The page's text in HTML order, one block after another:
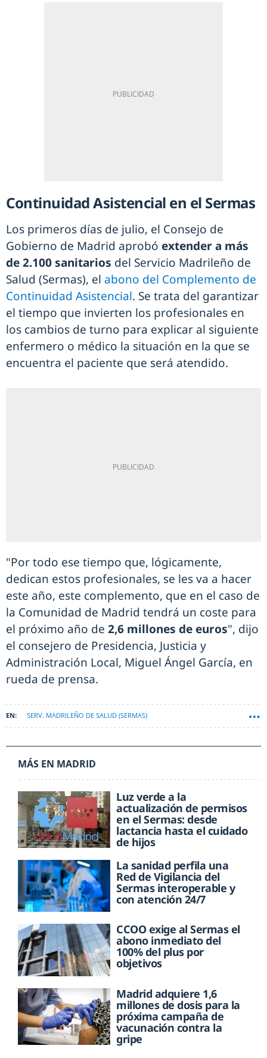
Continuidad Asistencial en el Sermas
Los primeros días de julio, el Consejo de
Gobierno de Madrid aprobó extender a más
de 2.100 sanitarios del Servicio Madrileño de
Salud (Sermas), el abono del Complemento de
Continuidad Asistencial. Se trata del garantizar
el tiempo que invierten los profesionales en
los cambios de turno para explicar al siguiente
enfermero o médico la situación en la que se
encuentra el paciente que será atendido.
"Por todo ese tiempo que, lógicamente,
dedican estos profesionales, se les va a hacer
este año, este complemento, que en el caso de
la Comunidad de Madrid tendrá un coste para
el próximo año de 2,6 millones de euros", dijo
el consejero de Presidencia, Justicia y
Administración Local, Miguel Ángel García, en
rueda de prensa.
SERV. MADRILEÑO DE SALUD (SERMAS)
MÁS EN MADRID
Luz verde a la
actualización de permisos
en el Sermas: desde
lactancia hasta el cuidado
de hijos
La sanidad perfila una
Red de Vigilancia del
Sermas interoperable y
con atención 24/7
CCOO exige al Sermas el
abono inmediato del
100% del plus por
objetivos
Madrid adquiere 1,6
millones de dosis para la
próxima campaña de
vacunación contra la
gripe